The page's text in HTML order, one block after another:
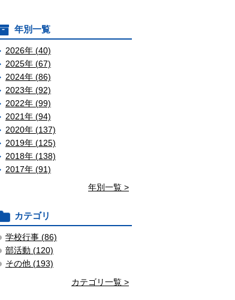
年別一覧
2026年 (40)
2025年 (67)
2024年 (86)
2023年 (92)
2022年 (99)
2021年 (94)
2020年 (137)
2019年 (125)
2018年 (138)
2017年 (91)
年別一覧 >
カテゴリ
学校行事 (86)
部活動 (120)
その他 (193)
カテゴリ一覧 >